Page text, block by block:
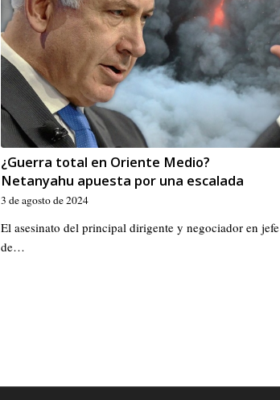
¿Guerra total en Oriente Medio?
Netanyahu apuesta por una escalada
3 de agosto de 2024
El asesinato del principal dirigente y negociador en jefe
de…